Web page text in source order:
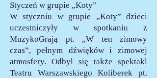
Styczeń w grupie „Koty”
W styczniu w grupie „Koty” dzieci
uczestniczyły w spotkaniu z
MuzykoGrają pt. „W ten zimowy
czas”, pełnym dźwięków i zimowej
atmosfery. Odbył się także spektakl
Teatru Warszawskiego Koliberek pt.